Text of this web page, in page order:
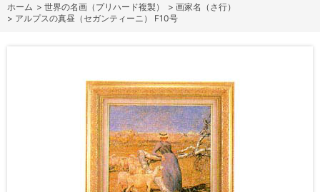
ホーム > 世界の名画（プリハード複製） > 画家名（さ行）
> アルプスの真昼（セガンティーニ） F10号